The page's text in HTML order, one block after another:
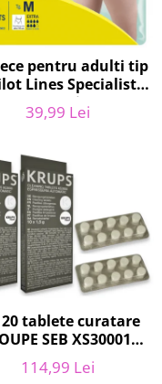
pentru adulti tip
Lines Specialist
Protection Extra,
marimea M,
39,99 Lei
20 tablete curatare
SEB XS300010
espressoare
(2x10 tablete)
114,99 Lei